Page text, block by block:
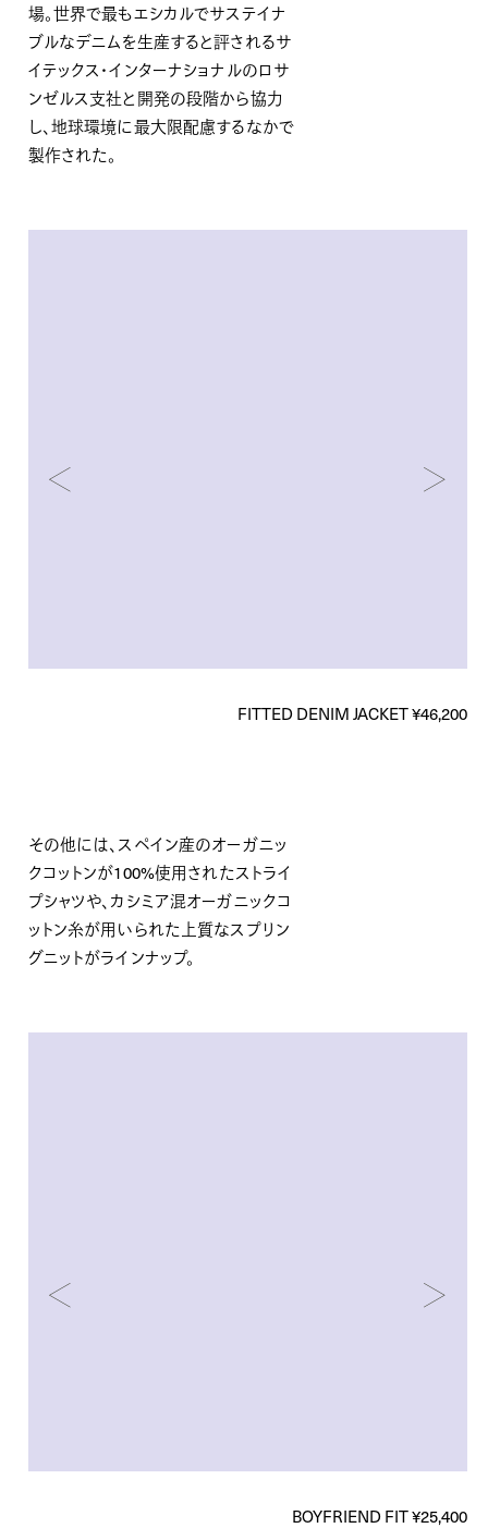
場。世界で最もエシカルでサステイナ
ブルなデニムを生産すると評されるサ
イテックス・インターナショナルのロサ
ンゼルス支社と開発の段階から協力
し、地球環境に最大限配慮するなかで
製作された。
FITTED DENIM JACKET ¥46,200
その他には、スペイン産のオーガニッ
クコットンが100%使用されたストライ
プシャツや、カシミア混オーガニックコ
ットン糸が用いられた上質なスプリン
グニットがラインナップ。
BOYFRIEND FIT ¥25,400